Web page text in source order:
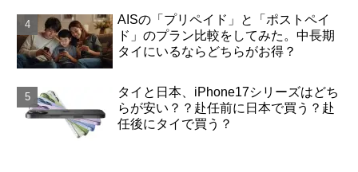
AISの「プリペイド」と「ポストペイ
ド」のプラン比較をしてみた。中長期
タイにいるならどちらがお得？
タイと日本、iPhone17シリーズはどち
らが安い？？赴任前に日本で買う？赴
任後にタイで買う？